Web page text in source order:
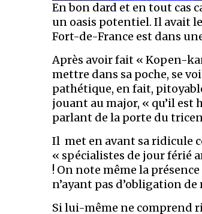
En bon dard et en tout cas
un oasis potentiel. Il avait
Fort-de-France est dans
Après avoir fait « Kopen-
mettre dans sa poche, se
pathétique, en fait,
jouant au major, « qu’il est
parlant de la porte du
Il met en avant sa ridicule
« spécialistes de jour férié
! On note même la
n’ayant pas d’obligation de
Si lui-même ne comprend